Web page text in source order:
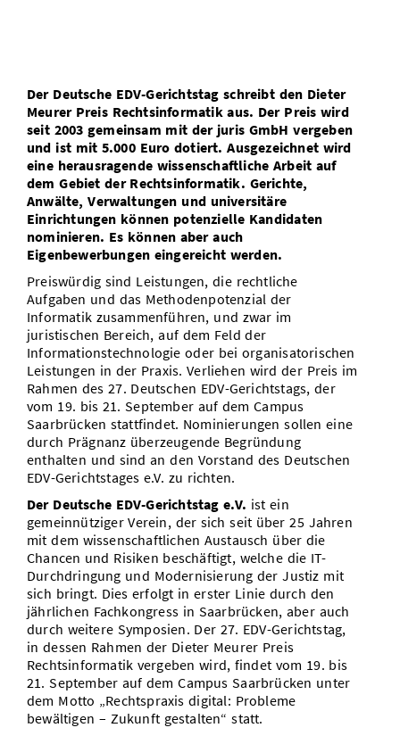
SIC Merchandise
SIC Podcast
Termine, Vorträge und Veranstaltungen
Alumni
Der Deutsche EDV-Gerichtstag schreibt den Dieter
Meurer Preis Rechtsinformatik aus. Der Preis wird
seit 2003 gemeinsam mit der juris GmbH vergeben
und ist mit 5.000 Euro dotiert. Ausgezeichnet wird
eine herausragende wissenschaftliche Arbeit auf
dem Gebiet der Rechtsinformatik. Gerichte,
Anwälte, Verwaltungen und universitäre
Einrichtungen können potenzielle Kandidaten
nominieren. Es können aber auch
Eigenbewerbungen eingereicht werden.
Preiswürdig sind Leistungen, die rechtliche
Aufgaben und das Methodenpotenzial der
Informatik zusammenführen, und zwar im
juristischen Bereich, auf dem Feld der
Informationstechnologie oder bei organisatorischen
Leistungen in der Praxis. Verliehen wird der Preis im
Rahmen des 27. Deutschen EDV-Gerichtstags, der
vom 19. bis 21. September auf dem Campus
Saarbrücken stattfindet. Nominierungen sollen eine
durch Prägnanz überzeugende Begründung
enthalten und sind an den Vorstand des Deutschen
EDV-Gerichtstages e.V. zu richten.
Der Deutsche EDV-Gerichtstag e.V. ist ein
gemeinnütziger Verein, der sich seit über 25 Jahren
mit dem wissenschaftlichen Austausch über die
Chancen und Risiken beschäftigt, welche die IT-
Durchdringung und Modernisierung der Justiz mit
sich bringt. Dies erfolgt in erster Linie durch den
jährlichen Fachkongress in Saarbrücken, aber auch
durch weitere Symposien. Der 27. EDV-Gerichtstag,
in dessen Rahmen der Dieter Meurer Preis
Rechtsinformatik vergeben wird, findet vom 19. bis
21. September auf dem Campus Saarbrücken unter
dem Motto „Rechtspraxis digital: Probleme
bewältigen – Zukunft gestalten“ statt.